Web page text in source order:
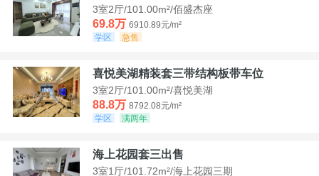
3室2厅/101.00m²/佰盛杰座
69.8万 6910.89元/m²
学区
急售
喜悦美湖精装套三带结构板带车位
3室2厅/101.00m²/喜悦美湖
88.8万 8792.08元/m²
学区
满两年
海上花园套三出售
3室1厅/101.72m²/海上花园三期